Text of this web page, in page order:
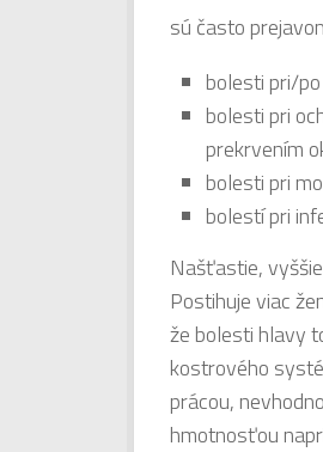
sú často
bolesti pri/
bolesti pri
prekrvením
bolesti pri
bolestí pri
Našťastie,
Postihuje viac
že bolesti hlavy
kostrového
prácou,
hmotnosťou